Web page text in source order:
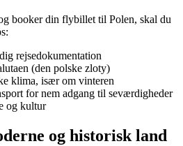
booker din flybillet til Polen, skal du
rejsedokumentation
(den polske zloty)
klima, især om vinteren
for nem adgang til seværdigheder
og kultur
og historisk land